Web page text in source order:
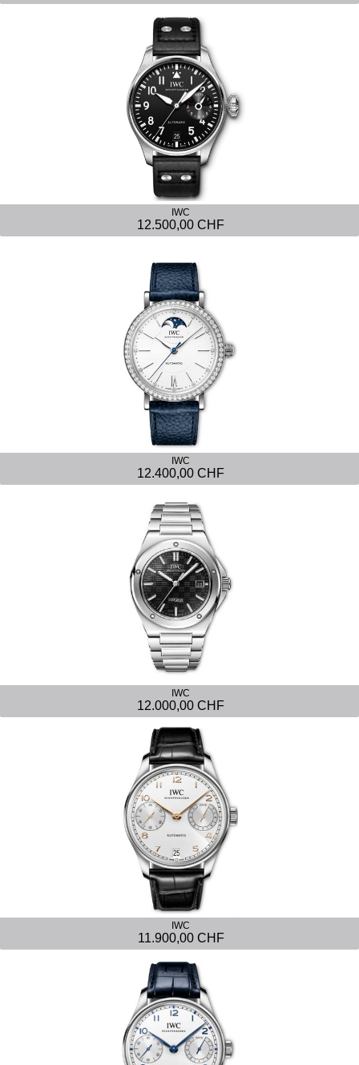
IWC
12.500,00 CHF
IWC
12.400,00 CHF
IWC
12.000,00 CHF
IWC
11.900,00 CHF